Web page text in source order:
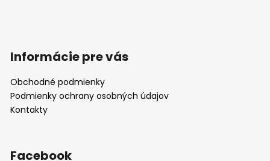
Informácie pre vás
Obchodné podmienky
Podmienky ochrany osobných údajov
Kontakty
Facebook